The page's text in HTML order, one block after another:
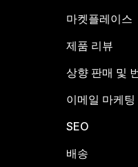
마켓플레이스
제품 리뷰
상향 판매 및
이메일 마케팅
SEO
배송